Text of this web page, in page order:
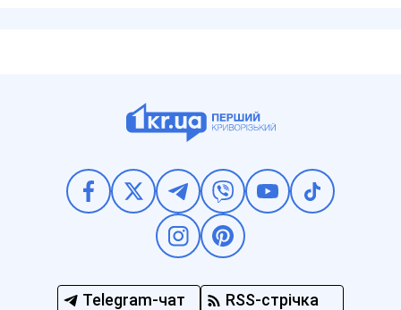
Telegram-чат RSS-стрічка